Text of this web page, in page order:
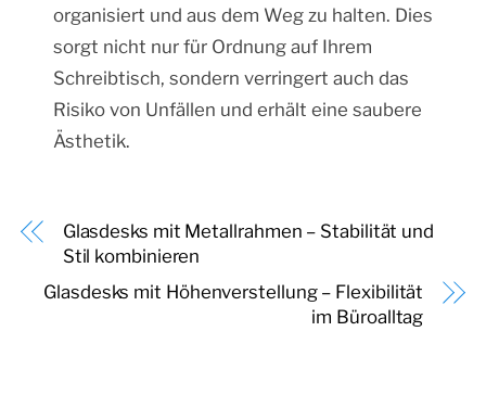
organisiert und aus dem Weg zu halten. Dies
sorgt nicht nur für Ordnung auf Ihrem
Schreibtisch, sondern verringert auch das
Risiko von Unfällen und erhält eine saubere
Ästhetik.
Glasdesks mit Metallrahmen – Stabilität und
Stil kombinieren
Glasdesks mit Höhenverstellung – Flexibilität
im Büroalltag